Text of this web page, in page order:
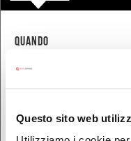
Questo sito web
QUANDO
dal - al